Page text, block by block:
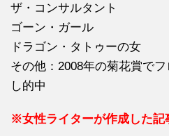
ザ・コンサルタント
ゴーン・ガール
ドラゴン・タトゥーの女
その他：2008年の菊花賞で
し的中
※女性ライターが作成した記